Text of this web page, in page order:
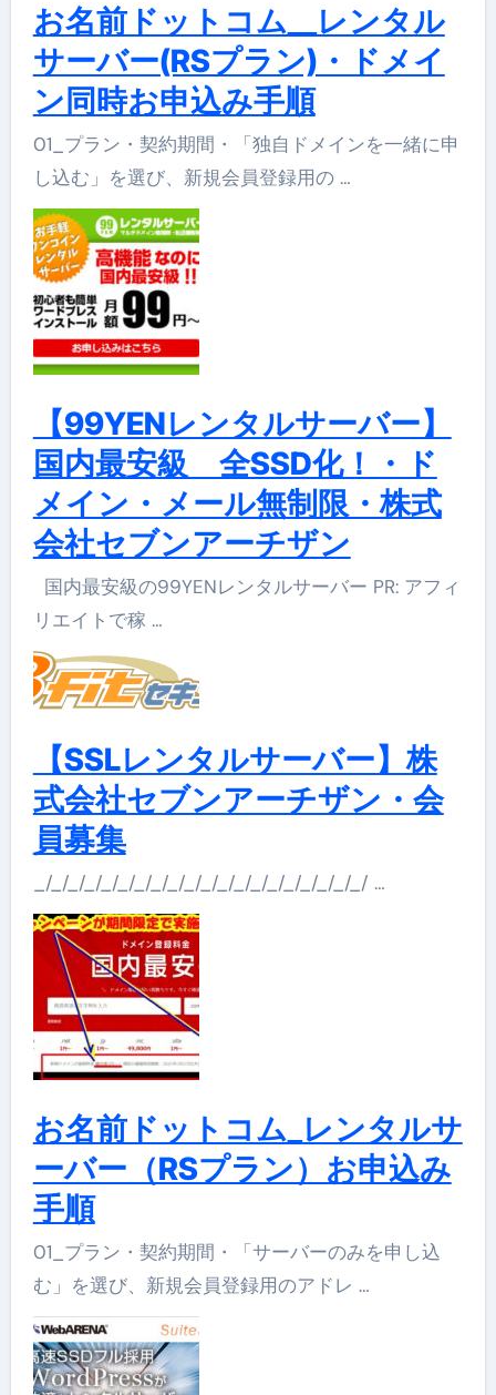
お名前ドットコム__レンタル
サーバー(RSプラン)・ドメイ
ン同時お申込み手順
01_プラン・契約期間・「独自ドメインを一緒に申
し込む」を選び、新規会員登録用の …
【99YENレンタルサーバー】
国内最安級 全SSD化！・ド
メイン・メール無制限・株式
会社セブンアーチザン
国内最安級の99YENレンタルサーバー PR: アフィ
リエイトで稼 …
【SSLレンタルサーバー】株
式会社セブンアーチザン・会
員募集
_/_/_/_/_/_/_/_/_/_/_/_/_/_/_/_/_/_/_/_/ …
お名前ドットコム_レンタルサ
ーバー（RSプラン）お申込み
手順
01_プラン・契約期間・「サーバーのみを申し込
む」を選び、新規会員登録用のアドレ …